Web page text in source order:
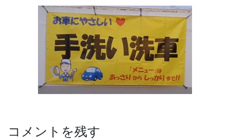
コメントを残す